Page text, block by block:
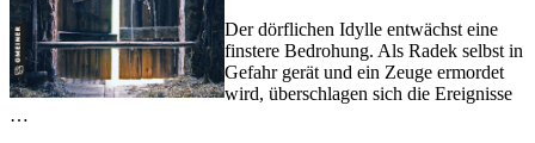
Der dörflichen Idylle entwächst eine
finstere Bedrohung. Als Radek selbst in
Gefahr gerät und ein Zeuge ermordet
wird, überschlagen sich die Ereignisse
…